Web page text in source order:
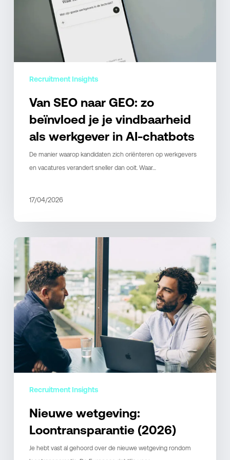
Recruitment Insights
vindbaarheid
werkgever
chatbots
Van SEO naar GEO: zo
beïnvloed je je vindbaarheid
als werkgever in AI-chatbots
De manier waarop kandidaten zich oriënteren op werkgevers
en vacatures verandert sneller dan ooit. Waar…
17/04/2026
Recruitment Insights
Nieuwe
wetgeving:
Loontransparantie
(2026)
Nieuwe wetgeving:
Loontransparantie (2026)
Je hebt vast al gehoord over de nieuwe wetgeving rondom